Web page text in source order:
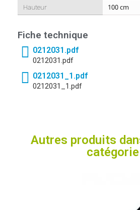
Hauteur 100 cm
Fiche technique
0212031.pdf
0212031.pdf
0212031_1.pdf
0212031_1.pdf
Autres produits
catégorie